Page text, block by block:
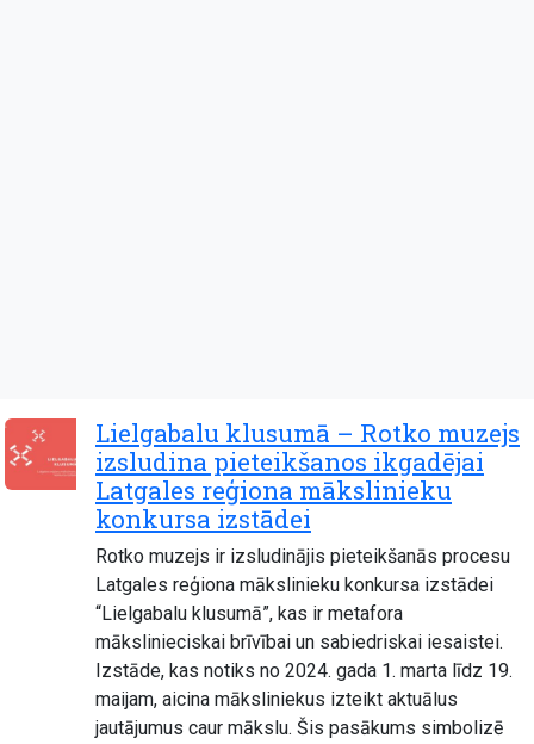
Lielgabalu klusumā – Rotko muzejs
izsludina pieteikšanos ikgadējai
Latgales reģiona mākslinieku
konkursa izstādei
Rotko muzejs ir izsludinājis pieteikšanās procesu
Latgales reģiona mākslinieku konkursa izstādei
“Lielgabalu klusumā”, kas ir metafora
mākslinieciskai brīvībai un sabiedriskai iesaistei.
Izstāde, kas notiks no 2024. gada 1. marta līdz 19.
maijam, aicina māksliniekus izteikt aktuālus
jautājumus caur mākslu. Šis pasākums simbolizē